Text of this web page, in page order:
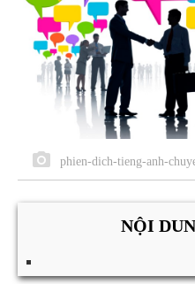
phien-dich-tieng-anh-
NỘI